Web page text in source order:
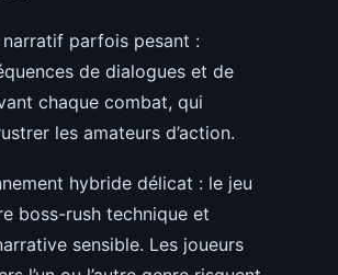
parfois pesant :
de dialogues et de
chaque combat, qui
les amateurs d’action.
hybride délicat : le jeu
boss-rush technique et
sensible. Les joueurs